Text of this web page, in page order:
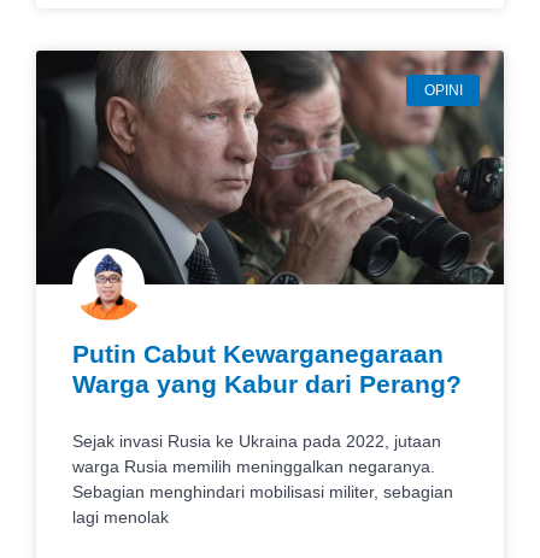
OPINI
Putin Cabut Kewarganegaraan
Warga yang Kabur dari Perang?
Sejak invasi Rusia ke Ukraina pada 2022, jutaan
warga Rusia memilih meninggalkan negaranya.
Sebagian menghindari mobilisasi militer, sebagian
lagi menolak